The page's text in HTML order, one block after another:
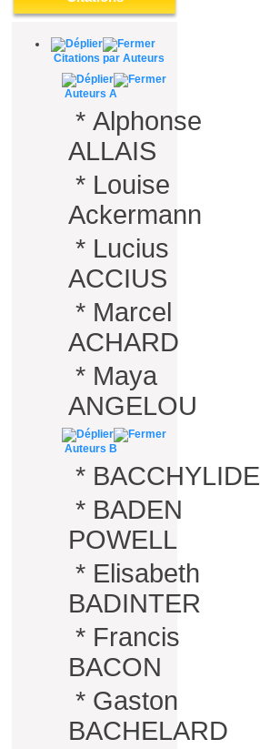
Citations par Auteurs
Auteurs A
* Alphonse
ALLAIS
* Louise
Ackermann
* Lucius
ACCIUS
* Marcel
ACHARD
* Maya
ANGELOU
Auteurs B
* BACCHYLIDE
* BADEN
POWELL
* Elisabeth
BADINTER
* Francis
BACON
* Gaston
BACHELARD